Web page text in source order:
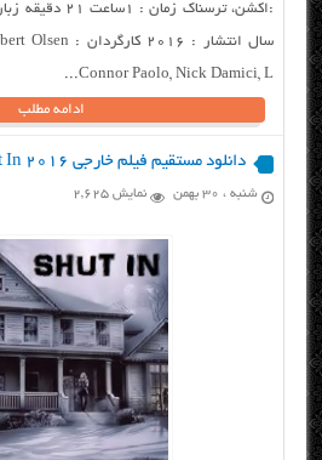
:اکشن، ترسناک
Connor Paolo, Nick Damici, L...
ادامه مطلب
دانلود مستقیم فیلم خارجی Shut In 2016 از سرور سایت
شنبه ، ۳۰ بهمن نمایش 2,625